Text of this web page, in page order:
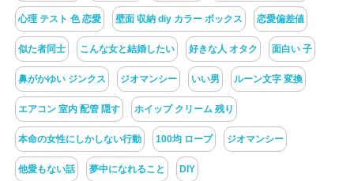
心理 テスト 色 恋愛 壁面 収納 diy カラー ボックス 恋愛偏差値
似た者同士 こんな女と結婚したい 好きな人 オタク 面白い 子
鼻がかゆい ジンクス ジオマンシー いい男 ルーン文字 変換
エアコン 室内 配管 隠す ホイップ クリーム 残り
本命の女性にしかしない行動 100均 ロープ ジオマンシー
他愛もない話 夢中になれること DIY